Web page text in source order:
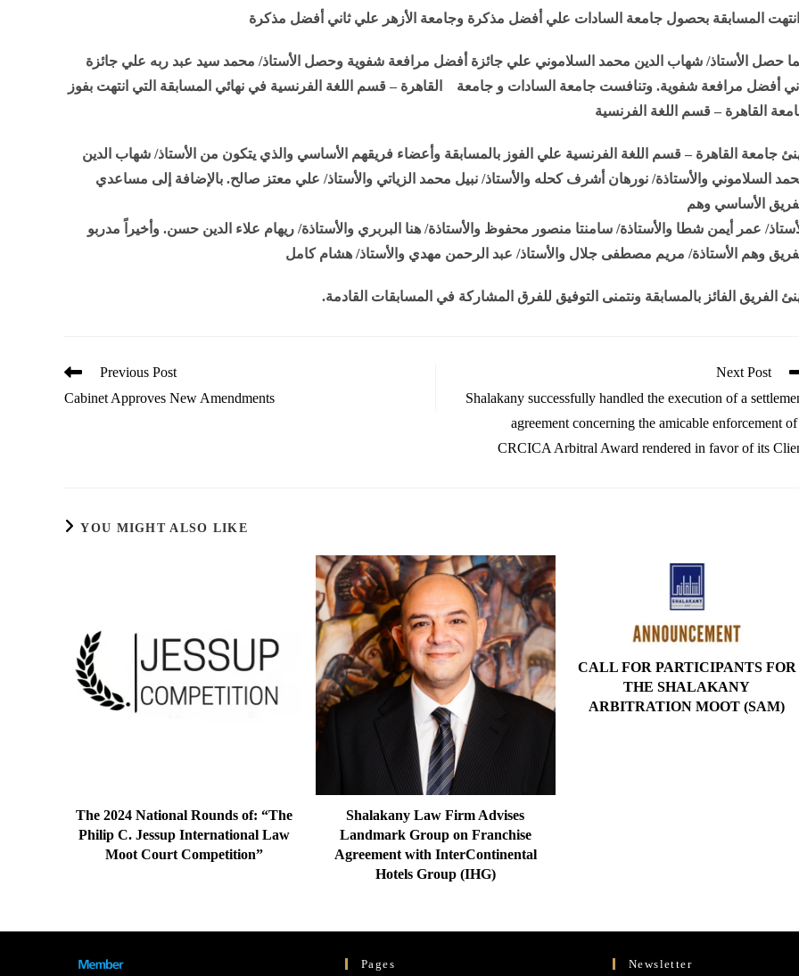
المسابقة بحصول جامعة السادات علي أفضل مذكرة وجامعة الأزهر علي ثاني أفضل مذكرة
حصل الأستاذ/ شهاب الدين محمد السلاموني علي جائزة أفضل مرافعة شفوية وحصل الأستاذ/ محمد سيد عبد ربه علي جائزة
أفضل مرافعة شفوية. وتنافست جامعة السادات و جامعة القاهرة – قسم اللغة الفرنسية في نهائي المسابقة التي انتهت بفوز
القاهرة – قسم اللغة الفرنسية
جامعة القاهرة – قسم اللغة الفرنسية علي الفوز بالمسابقة وأعضاء فريقهم الأساسي والذي يتكون من الأستاذ/ شهاب الدين
السلاموني والأستاذة/ نورهان أشرف كحله والأستاذ/ نبيل محمد الزياتي والأستاذ/ علي معتز صالح. بالإضافة إلى مساعدي
الأساسي وهم
عمر أيمن شطا والأستاذة/ سامنتا منصور محفوظ والأستاذة/ هنا البربري والأستاذة/ ريهام علاء الدين حسن. وأخيراً مدربو
وهم الأستاذة/ مريم مصطفى جلال والأستاذ/ عبد الرحمن مهدي والأستاذ/ هشام كامل
الفريق الفائز بالمسابقة ونتمنى التوفيق للفرق المشاركة في المسابقات القادمة
Read
articles
Previous Post
Cabinet Approves New Amendments
Next Post
Shalakany successfully handled the execution of a
agreement concerning the amicable enforcement of
CRCICA Arbitral Award rendered in favor of its
YOU MIGHT ALSO LIKE
The 2024 National Rounds of: “The
Philip C. Jessup International Law
Moot Court Competition”
Shalakany Law Firm Advises
Landmark Group on Franchise
Agreement with InterContinental
Hotels Group (IHG)
CALL FOR PARTICIPANTS FOR
THE SHALAKANY
ARBITRATION MOOT (SAM)
Pages Newsletter